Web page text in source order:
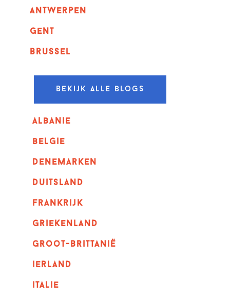
Antwerpen
GENT
Brussel
Bekijk alle blogs
albanie
belgie
denemarken
duitsland
frankrijk
griekenland
Groot-Brittanië
ierland
italie